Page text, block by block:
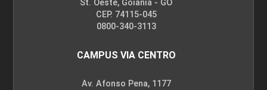
10h
St. Oeste, Goiânia - GO
CEP. 74115-045
0800-340-3113
CAMPUS VIA CENTRO
Av. Afonso Pena, 1177